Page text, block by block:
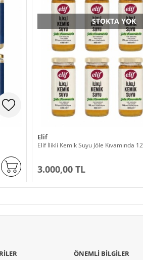
STOKTA YOK
Elif
Elif İlikli Kemik Suyu Jöle Kıvamında
3.000,00 TL
ÖNEMLI BILGILER